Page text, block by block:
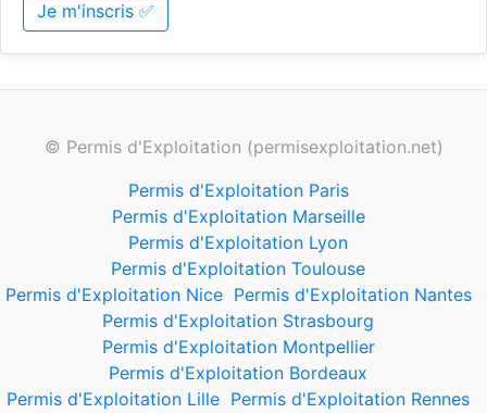
Je m'inscris ✅
© Permis d'Exploitation (permisexploitation.net)
Permis d'Exploitation Paris
Permis d'Exploitation Marseille
Permis d'Exploitation Lyon
Permis d'Exploitation Toulouse
Permis d'Exploitation Nice Permis d'Exploitation Nantes
Permis d'Exploitation Strasbourg
Permis d'Exploitation Montpellier
Permis d'Exploitation Bordeaux
Permis d'Exploitation Lille Permis d'Exploitation Rennes